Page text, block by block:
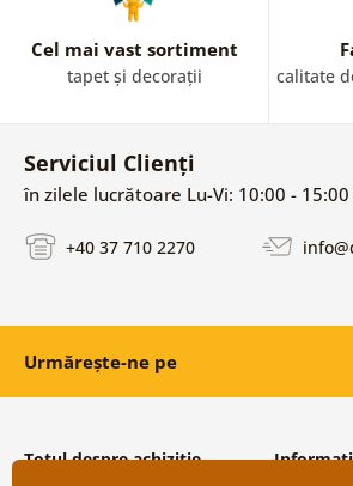
Cel mai vast sortiment
tapet și decorații calitate
Serviciul Clienți
în zilele lucrătoare Lu-Vi: 10:00 - 15:00
+40 37 710 2270
Urmărește-ne pe
Totul despre achiziție